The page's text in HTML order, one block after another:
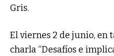
Gris.
El viernes 2 de junio, en
charla “Desafíos e